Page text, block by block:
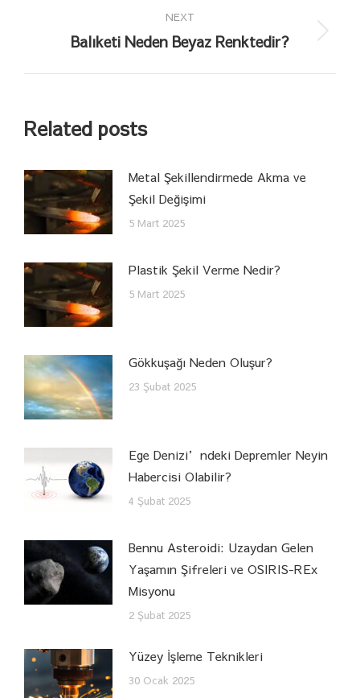
NEXT
Next
Balıketi Neden Beyaz Renktedir?
Related posts
Metal Şekillendirmede Akma ve
Şekil Değişimi
5 Mart 2025
Plastik Şekil Verme Nedir?
5 Mart 2025
Gökkuşağı Neden Oluşur?
23 Şubat 2025
Ege Denizi’ndeki Depremler Neyin
Habercisi Olabilir?
4 Şubat 2025
Bennu Asteroidi: Uzaydan Gelen
Yaşamın Şifreleri ve OSIRIS-REx
Misyonu
2 Şubat 2025
Yüzey İşleme Teknikleri
30 Ocak 2025